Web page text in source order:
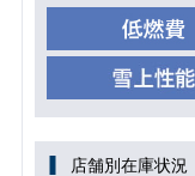
店舗別在庫状況